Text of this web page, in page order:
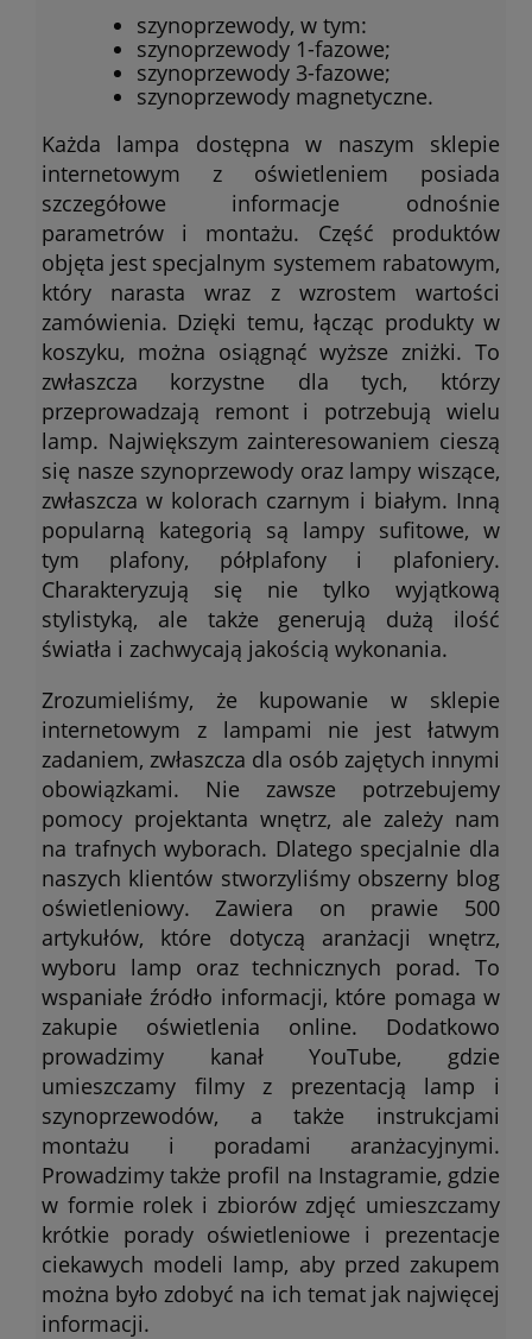
szynoprzewody, w tym:
szynoprzewody 1-fazowe;
szynoprzewody 3-fazowe;
szynoprzewody magnetyczne.
Każda lampa dostępna w naszym sklepie
internetowym z oświetleniem posiada
szczegółowe informacje odnośnie
parametrów i montażu. Część produktów
objęta jest specjalnym systemem rabatowym,
który narasta wraz z wzrostem wartości
zamówienia. Dzięki temu, łącząc produkty w
koszyku, można osiągnąć wyższe zniżki. To
zwłaszcza korzystne dla tych, którzy
przeprowadzają remont i potrzebują wielu
lamp. Największym zainteresowaniem cieszą
się nasze szynoprzewody oraz lampy wiszące,
zwłaszcza w kolorach czarnym i białym. Inną
popularną kategorią są lampy sufitowe, w
tym plafony, półplafony i plafoniery.
Charakteryzują się nie tylko wyjątkową
stylistyką, ale także generują dużą ilość
światła i zachwycają jakością wykonania.
Zrozumieliśmy, że kupowanie w sklepie
internetowym z lampami nie jest łatwym
zadaniem, zwłaszcza dla osób zajętych innymi
obowiązkami. Nie zawsze potrzebujemy
pomocy projektanta wnętrz, ale zależy nam
na trafnych wyborach. Dlatego specjalnie dla
naszych klientów stworzyliśmy obszerny blog
oświetleniowy. Zawiera on prawie 500
artykułów, które dotyczą aranżacji wnętrz,
wyboru lamp oraz technicznych porad. To
wspaniałe źródło informacji, które pomaga w
zakupie oświetlenia online. Dodatkowo
prowadzimy kanał YouTube, gdzie
umieszczamy filmy z prezentacją lamp i
szynoprzewodów, a także instrukcjami
montażu i poradami aranżacyjnymi.
Prowadzimy także profil na Instagramie, gdzie
w formie rolek i zbiorów zdjęć umieszczamy
krótkie porady oświetleniowe i prezentacje
ciekawych modeli lamp, aby przed zakupem
można było zdobyć na ich temat jak najwięcej
informacji.